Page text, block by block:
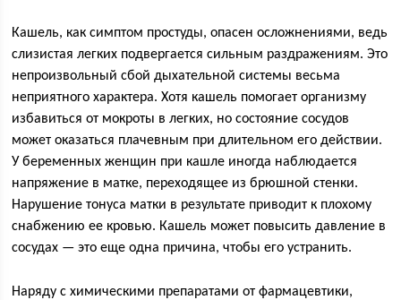
Кашель, как симптом простуды, опасен осложнениями, ведь
слизистая легких подвергается сильным раздражениям. Это
непроизвольный сбой дыхательной системы весьма
неприятного характера. Хотя кашель помогает организму
избавиться от мокроты в легких, но состояние сосудов
может оказаться плачевным при длительном его действии.
У беременных женщин при кашле иногда наблюдается
напряжение в матке, переходящее из брюшной стенки.
Нарушение тонуса матки в результате приводит к плохому
снабжению ее кровью. Кашель может повысить давление в
сосудах — это еще одна причина, чтобы его устранить.
Наряду с химическими препаратами от фармацевтики,